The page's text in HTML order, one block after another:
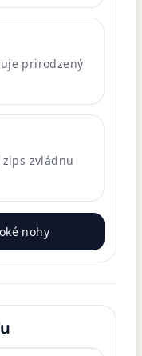
prirodzený
zvládnu
nohy